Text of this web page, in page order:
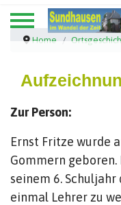
Home
Zur Person:
Ernst Fritze wurde
Gommern
seinem 6.
einmal Lehrer zu